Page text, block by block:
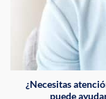
¿Necesitas
puede